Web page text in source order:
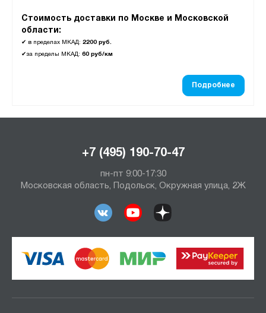
Стоимость доставки по Москве и Московской
области:
✔ в пределах МКАД: 2200 руб.
✔за пределы МКАД: 60 руб/км
Подробнее
+7 (495) 190-70-47
пн-пт 9:00-17:30
Московская область, Подольск, Окружная улица, 2Ж